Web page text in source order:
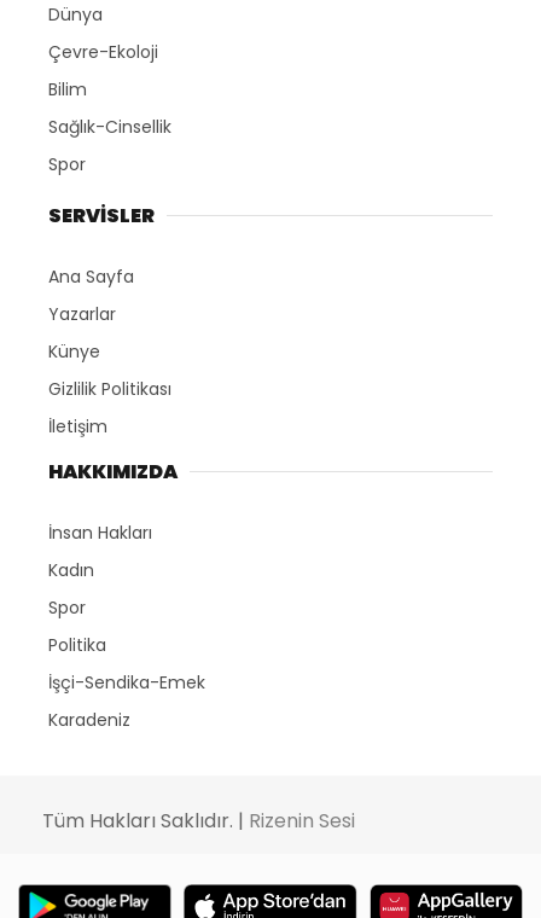
Dünya
Çevre-Ekoloji
Bilim
Sağlık-Cinsellik
Spor
SERVİSLER
Ana Sayfa
Yazarlar
Künye
Gizlilik Politikası
İletişim
HAKKIMIZDA
İnsan Hakları
Kadın
Spor
Politika
İşçi-Sendika-Emek
Karadeniz
Tüm Hakları Saklıdır. | Rizenin Sesi